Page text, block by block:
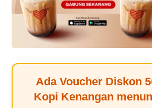
Ada Voucher Diskon
Kopi Kenangan